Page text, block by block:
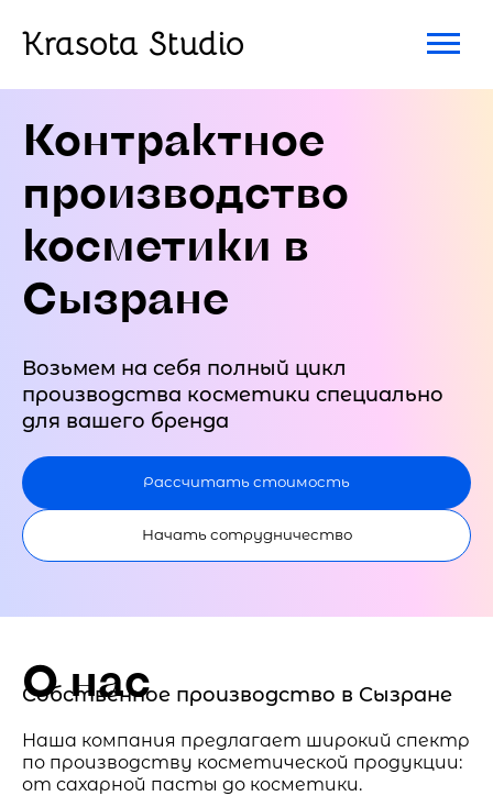
Krasota Studio
Контрактное
производство
косметики в
Сызране
Возьмем на себя полный цикл
производства косметики специально
для вашего бренда
Рассчитать стоимость
Начать сотрудничество
О нас
Собственное производство в Сызране
Наша компания предлагает широкий спектр
по производству косметической продукции:
от сахарной пасты до косметики.